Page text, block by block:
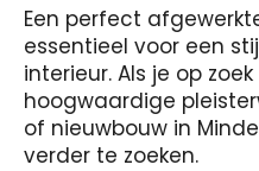
Een perfect
essentieel voor een
interieur. Als je op
hoogwaardige
of nieuwbouw in
verder te zoeken.